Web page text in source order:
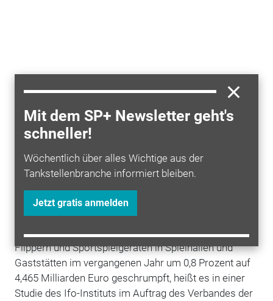
Mit dem SP+ Newsletter geht's
schneller!
Wöchentlich über alles Wichtige aus der
Tankstellenbranche informiert bleiben.
Jetzt gratis anmelden
Die Bundesbürger haben 2013 einer
weniger Geld an Spielautomaten ausgegeben.
Insgesamt sei derUmsatzmit Geldspielgeräten,
Flippern und Sportspielgeräten in Spielhallen und
Gaststätten im vergangenen Jahr um 0,8 Prozent auf
4,465 Milliarden Euro geschrumpft, heißt es in einer
Studie des Ifo-Instituts im Auftrag des Verbandes der